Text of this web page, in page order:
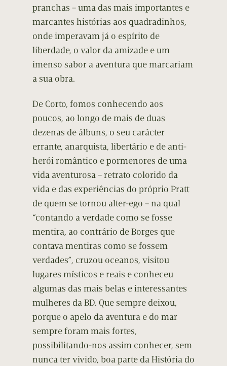
pranchas – uma das mais importantes e
marcantes histórias aos quadradinhos,
onde imperavam já o espírito de
liberdade, o valor da amizade e um
imenso sabor a aventura que marcariam
a sua obra.
De Corto, fomos conhecendo aos
poucos, ao longo de mais de duas
dezenas de álbuns, o seu carácter
errante, anarquista, libertário e de anti-
herói romântico e pormenores de uma
vida aventurosa – retrato colorido da
vida e das experiências do próprio Pratt
de quem se tornou alter-ego – na qual
“contando a verdade como se fosse
mentira, ao contrário de Borges que
contava mentiras como se fossem
verdades”, cruzou oceanos, visitou
lugares místicos e reais e conheceu
algumas das mais belas e interessantes
mulheres da BD. Que sempre deixou,
porque o apelo da aventura e do mar
sempre foram mais fortes,
possibilitando-nos assim conhecer, sem
nunca ter vivido, boa parte da História do